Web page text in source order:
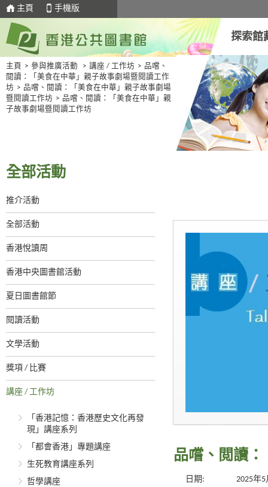
主頁 手機版
探索館
主頁 > 參與推廣活動 > 講座 / 工作坊 > 品嚐、
閲讀：「美食在中華」親子故事劇場暨閱讀工作
坊 > 品嚐、閲讀：「美食在中華」親子故事劇場
暨閱讀工作坊 > 品嚐、閲讀：「美食在中華」親
子故事劇場暨閱讀工作坊
全部活動
推介活動
全部活動
香港悅讀周
香港中央圖書館活動
夏日圖書館節
閱讀活動
文學活動
獎項 / 比賽
講座 / 工作坊
「香港記憶：香港歷史文化再發
現」講座系列
「都會香港」專題講座
生死教育講座系列
哲學講座
品嚐、閲讀
日期:
2025年